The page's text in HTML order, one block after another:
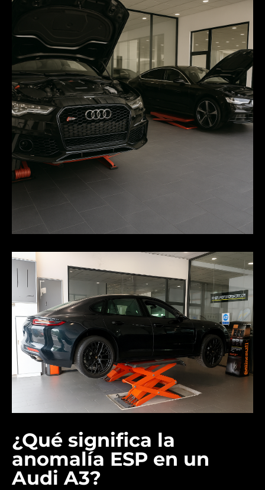
¿Qué significa la
anomalía ESP en un
Audi A3?